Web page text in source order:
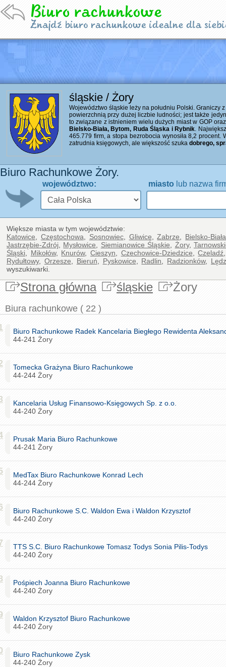
śląskie / Żory
Województwo śląskie leży na południu Polski. Graniczy
powierzchnią przy dużej liczbie ludności; jest także
to związane z istnieniem wielu dużych miast w GOP
Bielsko-Biała, Bytom, Ruda Śląska i Rybnik.
465.779 firm, a stopa bezrobocia wynosiła 8,2
zatrudnia księgowych, ale większość szuka dobrego,
Biuro Rachunkowe Żory.
województwo: miasto lub nazwa
Większe miasta w tym województwie:
Katowice
Częstochowa Sosnowiec, Gliwice ,Zabrze
Bielsko-Biała
Jastrzębie-Zdrój
Mysłowice Siemianowice Śląskie Żory,
Śląski
Mikołów, Knurów,Cieszyn Czechowice-Dziedzice ,Czeladź
Rydułtowy, Orzesze Bieruń Pyskowice Radlin Radzionków,
wyszukiwarki.
Strona główna śląskie Żory
Biura rachunkowe ( 22 )
Biuro Rachunkowe Radek Kancelaria Biegłego Rewidenta
44-241 Żory
Tomecka Grażyna Biuro Rachunkowe
44-244 Żory
Kancelaria Usług Finansowo-Księgowych Sp. z o.o.
44-240 Żory
Prusak Maria Biuro Rachunkowe
44-241 Żory
MedTax Biuro Rachunkowe Konrad Lech
44-244 Żory
Biuro Rachunkowe S.C. Waldon Ewa i Waldon Krzysztof
44-240 Żory
TTS S.C. Biuro Rachunkowe Tomasz Todys Sonia Pilis-Todys
44-240 Żory
Pośpiech Joanna Biuro Rachunkowe
44-240 Żory
Waldon Krzysztof Biuro Rachunkowe
44-240 Żory
Biuro Rachunkowe Zysk
44-240 Żory